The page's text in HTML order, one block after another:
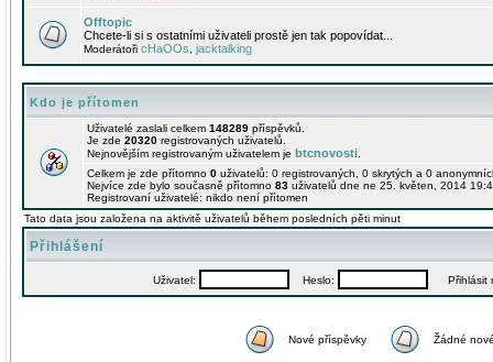
Offtopic
Chcete-li si s ostatními uživateli prostě jen tak popovídat...
Moderátoři cHaOOs jacktalking
Kdo je přítomen
Uživatelé zaslali celkem 148289 příspěvků.
Je zde 20320 registrovaných uživatelů.
Nejnovějším registrovaným uživatelem je btcnovosti
Celkem je zde přítomno 0 uživatelů: 0 registrovaných, 0 skrytých a 0
Nejvíce zde bylo současně přítomno 83 uživatelů dne ne 25. květen, 2014
Registrovaní uživatelé: nikdo není přítomen
Tato data jsou založena na aktivitě uživatelů během posledních pěti minut
Přihlášení
Uživatel: Heslo: Přihlásit
Nové příspěvky Žádné